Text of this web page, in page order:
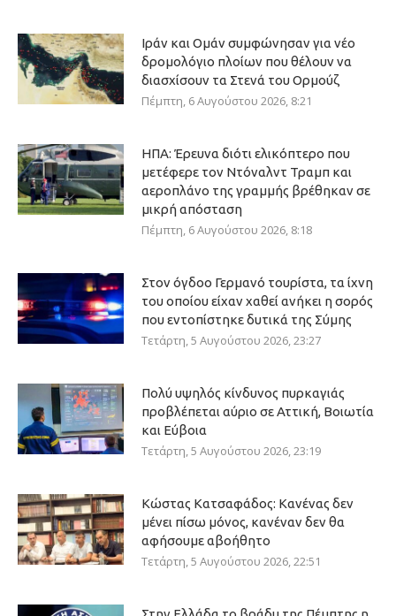
Ιράν και Ομάν συμφώνησαν για νέο
δρομολόγιο πλοίων που θέλουν να
διασχίσουν τα Στενά του Ορμούζ
Πέμπτη, 6 Αυγούστου 2026, 8:21
ΗΠΑ: Έρευνα διότι ελικόπτερο που
μετέφερε τον Ντόναλντ Τραμπ και
αεροπλάνο της γραμμής βρέθηκαν σε
μικρή απόσταση
Πέμπτη, 6 Αυγούστου 2026, 8:18
Στον όγδοο Γερμανό τουρίστα, τα ίχνη
του οποίου είχαν χαθεί ανήκει η σορός
που εντοπίστηκε δυτικά της Σύμης
Τετάρτη, 5 Αυγούστου 2026, 23:27
Πολύ υψηλός κίνδυνος πυρκαγιάς
προβλέπεται αύριο σε Αττική, Βοιωτία
και Εύβοια
Τετάρτη, 5 Αυγούστου 2026, 23:19
Κώστας Κατσαφάδος: Κανένας δεν
μένει πίσω μόνος, κανέναν δεν θα
αφήσουμε αβοήθητο
Τετάρτη, 5 Αυγούστου 2026, 22:51